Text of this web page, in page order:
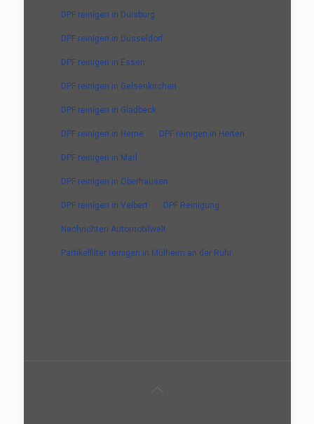
DPF reinigen in Duisburg
DPF reinigen in Düsseldorf
DPF reinigen in Essen
DPF reinigen in Gelsenkirchen
DPF reinigen in Gladbeck
DPF reinigen in Herne DPF reinigen in Herten
DPF reinigen in Marl
DPF reinigen in Oberhausen
DPF reinigen in Velbert DPF Reinigung
Nachrichten Automobilwelt
Partikelfilter reinigen in Mülheim an der Ruhr